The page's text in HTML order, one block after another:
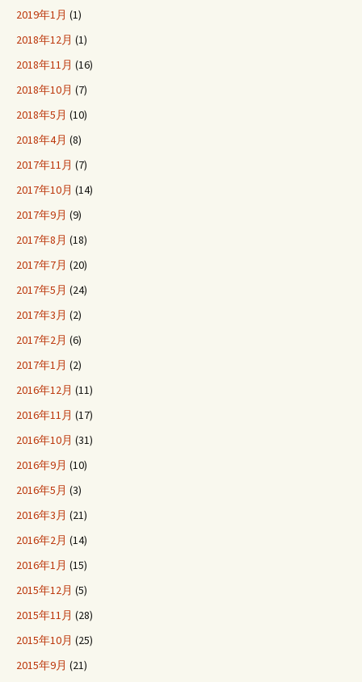
2019年1月 (1)
2018年12月 (1)
2018年11月 (16)
2018年10月 (7)
2018年5月 (10)
2018年4月 (8)
2017年11月 (7)
2017年10月 (14)
2017年9月 (9)
2017年8月 (18)
2017年7月 (20)
2017年5月 (24)
2017年3月 (2)
2017年2月 (6)
2017年1月 (2)
2016年12月 (11)
2016年11月 (17)
2016年10月 (31)
2016年9月 (10)
2016年5月 (3)
2016年3月 (21)
2016年2月 (14)
2016年1月 (15)
2015年12月 (5)
2015年11月 (28)
2015年10月 (25)
2015年9月 (21)